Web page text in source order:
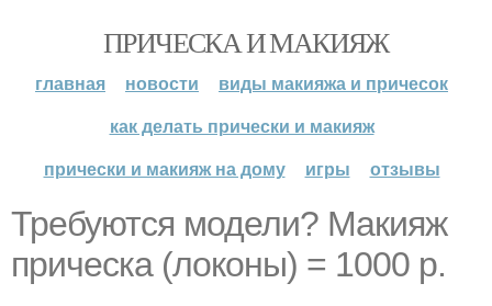
ПРИЧЕСКА И МАКИЯЖ
главная новости
виды макияжа и причесок
как делать прически и макияж
прически и макияж на дому
игры отзывы
Требуются модели? Макияж
прическа (локоны) = 1000 р.